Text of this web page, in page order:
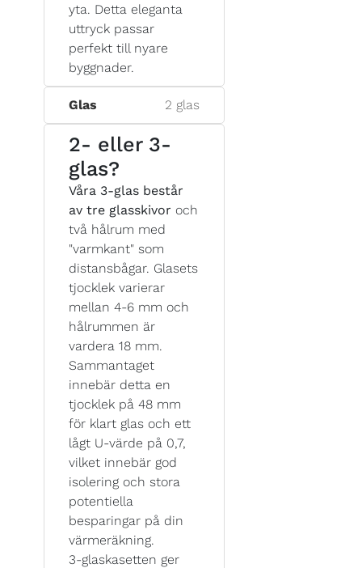
yta. Detta eleganta
uttryck passar
perfekt till nyare
byggnader.
Glas 2 glas
2- eller 3-
glas?
Våra 3-glas består
av tre glasskivor och
två hålrum med
"varmkant" som
distansbågar. Glasets
tjocklek varierar
mellan 4-6 mm och
hålrummen är
vardera 18 mm.
Sammantaget
innebär detta en
tjocklek på 48 mm
för klart glas och ett
lågt U-värde på 0,7,
vilket innebär god
isolering och stora
potentiella
besparingar på din
värmeräkning.
3-glaskasetten ger